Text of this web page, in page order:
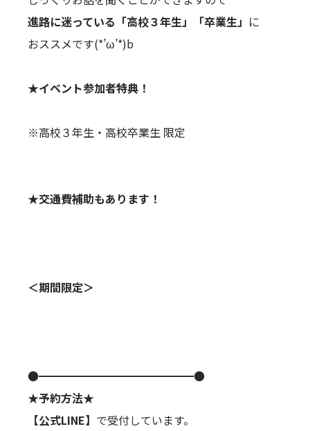
進路に迷っている「高校３年生」「卒業生」 に
おススメです(*’ω’*)b
★イベント参加者特典！
※高校３年生・高校卒業生 限定
★交通費補助もあります！
＜期間限定＞
●━━━━━━━━━━━━━━●
★予約方法★
【公式LINE】 で受付しています。